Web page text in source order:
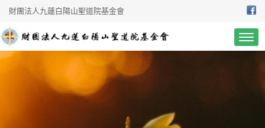
財團法人九蓮白陽山聖道院基金會